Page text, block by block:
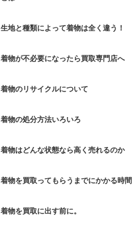
生地と種類によって着物は全く違う！
着物が不必要になったら買取専門店へ
着物のリサイクルについて
着物の処分方法いろいろ
着物はどんな状態なら高く売れるのか
着物を買取ってもらうまでにかかる時間
着物を買取に出す前に。